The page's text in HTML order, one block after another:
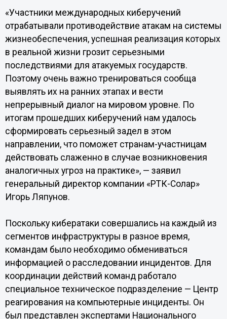
«Участники международных киберучений
отрабатывали противодействие атакам на системы
жизнеобеспечения, успешная реализация которых
в реальной жизни грозит серьезными
последствиями для атакуемых государств.
Поэтому очень важно тренироваться сообща
выявлять их на ранних этапах и вести
непрерывный диалог на мировом уровне. По
итогам прошедших киберучений нам удалось
сформировать серьезный задел в этом
направлении, что поможет странам-участницам
действовать слаженно в случае возникновения
аналогичных угроз на практике», — заявил
генеральный директор компании «РТК-Солар»
Игорь Ляпунов.
Поскольку кибератаки совершались на каждый из
сегментов инфраструктуры в разное время,
командам было необходимо обмениваться
информацией о расследовании инцидентов. Для
координации действий команд работало
специальное техническое подразделение — Центр
реагирования на компьютерные инциденты. Он
был представлен экспертами Национального